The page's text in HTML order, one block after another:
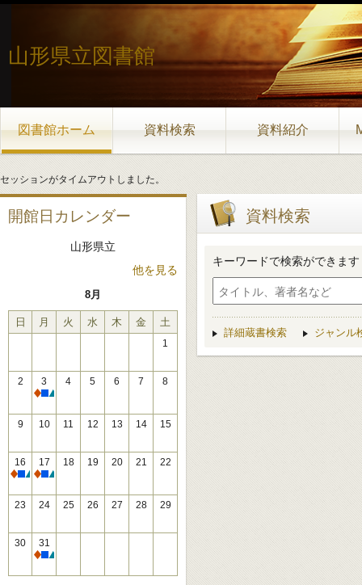
山形県立図書館
図書館ホーム 資料検索 資料紹介
セッションがタイムアウトしました。
開館日カレンダー
山形県立
他を見る
8月
日 月 火 水 木 金 土
1
2
3
休館
4 5 6 7 8
9 10 11 12 13 14 15
16
休館
17
休館
18 19 20 21 22
23 24 25 26 27 28 29
30
31
休館
資料検索
キーワードで検索ができます
詳細蔵書検索 ジャンル